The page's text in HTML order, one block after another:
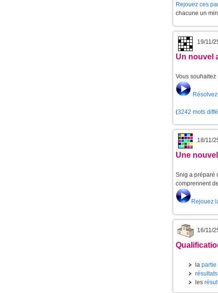
Rejouez ces
chacune un
19/11/
Un nouvel
Vous souhaitez
(3242 mots
18/11/
Une
Snig a préparé
comprennent
Rejouez
16/11/
la partie
les